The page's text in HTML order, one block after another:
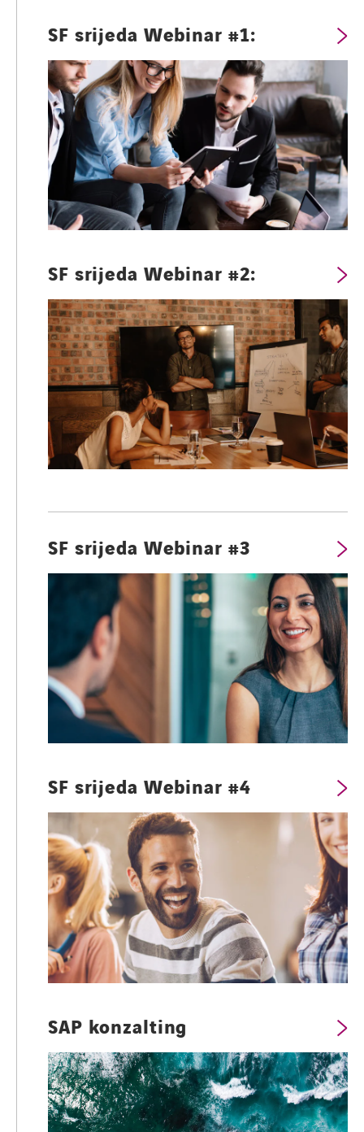
SF srijeda Webinar #1:
SF srijeda Webinar #2:
SF srijeda Webinar #3
SF srijeda Webinar #4
SAP konzalting